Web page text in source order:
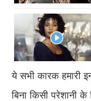
ये सभी कारक हमारी
बिना किसी परेशानी